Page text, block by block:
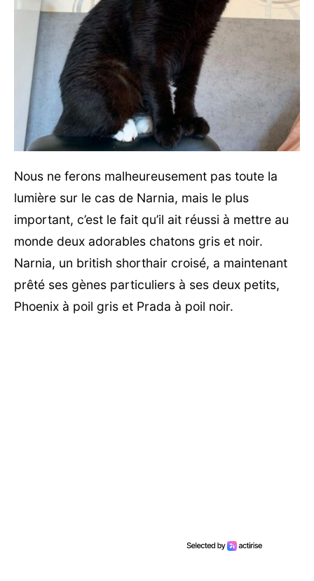
Nous ne ferons malheureusement pas toute la
lumière sur le cas de Narnia, mais le plus
important, c’est le fait qu’il ait réussi à mettre au
monde deux adorables chatons gris et noir.
Narnia, un british shorthair croisé, a maintenant
prêté ses gènes particuliers à ses deux petits,
Phoenix à poil gris et Prada à poil noir.